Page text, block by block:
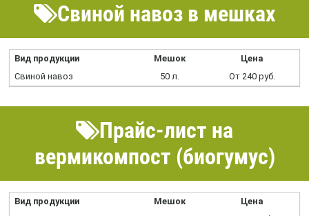
Свиной навоз в мешках
Вид продукции Мешок
Цена
Свиной навоз
50 л. От 240 руб.
Прайс-лист на
вермикомпост (биогумус)
Вид продукции Мешок
Цена